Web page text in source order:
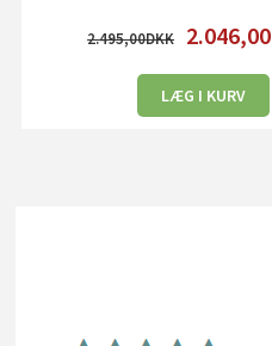
2.495,00 2.046,00
LÆG I KURV